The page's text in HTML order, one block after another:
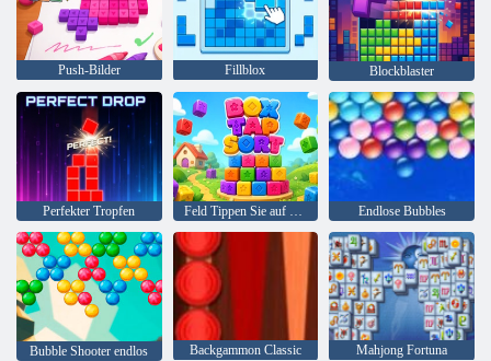
Push-Bilder Fillblox Blockblaster
Perfekter Tropfen Endlose Bubbles
Bubble Shooter endlos Backgammon Classic Mahjong Fortuna